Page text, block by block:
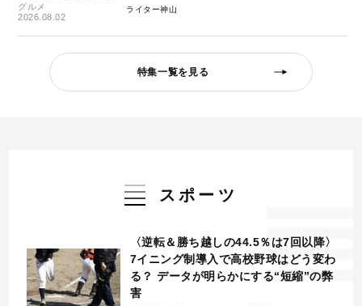
グルメ
2026.08.02
ライター神山
特集一覧を見る
スポーツ
〈逆転＆勝ち越しの44.5％は7回以降〉
7イニング制導入で高校野球はどう変わ
る？ データが明らかにする“短縮”の弊
害